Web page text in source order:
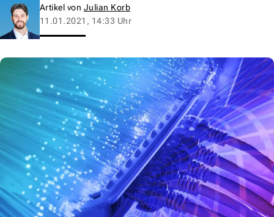
Artikel von Julian Korb
11.01.2021, 14:33 Uhr